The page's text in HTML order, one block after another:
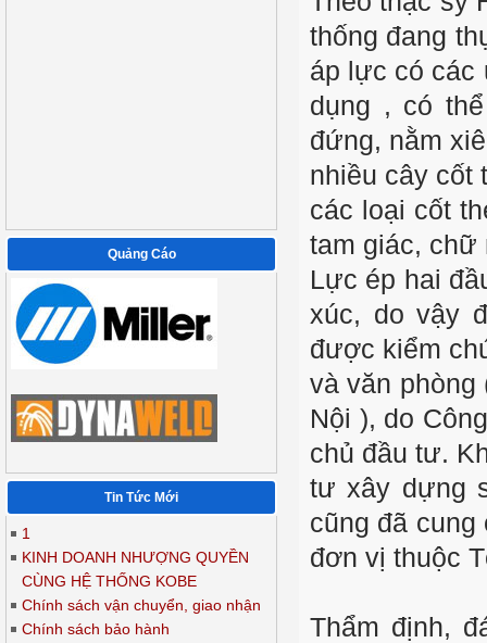
Quảng Cáo
Tin Tức Mới
1
KINH DOANH NHƯỢNG QUYỀN
CÙNG HỆ THỐNG KOBE
Chính sách vận chuyển, giao nhận
Chính sách bảo hành
thống đang
áp lực có các
dụng , có
đứng, nằm
nhiều cây cốt
các loại cốt
tam giác, chữ
Lực ép hai
xúc, do vậy
được kiểm
và văn phòng
Nội ), do
chủ đầu tư.
tư xây dựng
cũng đã cung
đơn vị thuộc
Thẩm định,